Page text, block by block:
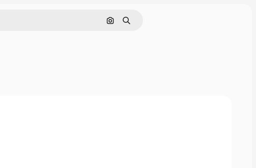
Cerca per immagine
Ricerca